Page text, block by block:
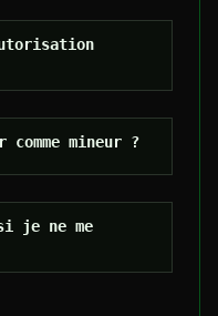
comme mineur ?
je ne me